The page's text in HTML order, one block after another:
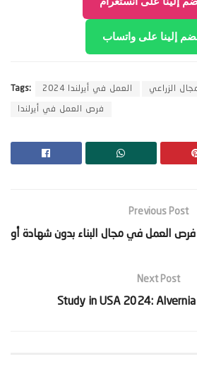
إلينا على واتساب
Tags: العمل في أيرلندا 2024 الزراعي
فرص العمل في أيرلندا
Previous Post
إلى كندا 2024 | فرص العمل في مجال البناء بدون شهادة أو
Next Post
Study in USA 2024: